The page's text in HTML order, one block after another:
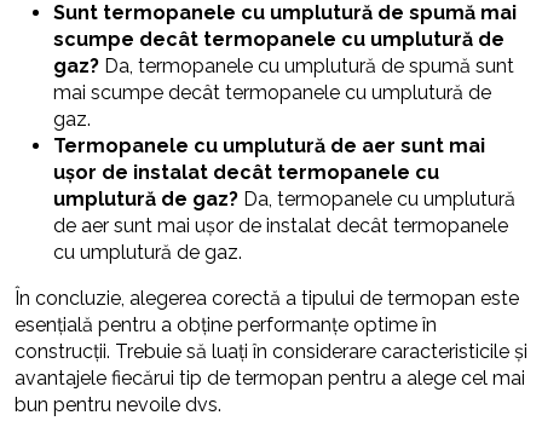
Sunt termopanele cu umplutură de spumă mai
scumpe decât termopanele cu umplutură de
gaz? Da, termopanele cu umplutură de spumă sunt
mai scumpe decât termopanele cu umplutură de
gaz.
Termopanele cu umplutură de aer sunt mai
ușor de instalat decât termopanele cu
umplutură de gaz? Da, termopanele cu umplutură
de aer sunt mai ușor de instalat decât termopanele
cu umplutură de gaz.
În concluzie, alegerea corectă a tipului de termopan este
esențială pentru a obține performanțe optime în
construcții. Trebuie să luați în considerare caracteristicile și
avantajele fiecărui tip de termopan pentru a alege cel mai
bun pentru nevoile dvs.